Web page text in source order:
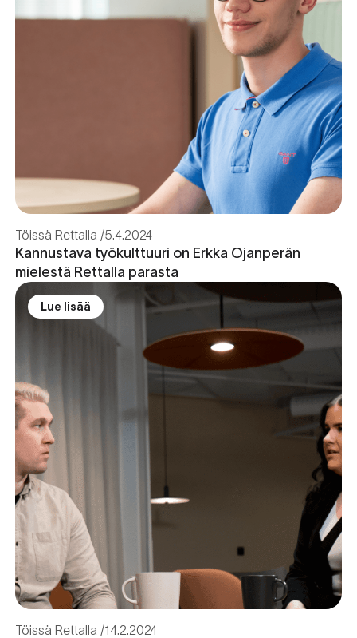
Töissä Rettalla 5.4.2024
Kannustava työkulttuuri on Erkka Ojanperän
mielestä Rettalla parasta
Lue lisää
Töissä Rettalla 14.2.2024